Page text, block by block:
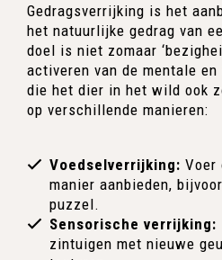
Gedragsverrijking is het
het natuurlijke gedrag van
doel is niet zomaar
activeren van de mentale
die het dier in het wild ook
op verschillende manieren:
Voedselverrijking: Voer
manier aanbieden,
puzzel.
Sensorische verrijking:
zintuigen met nieuwe